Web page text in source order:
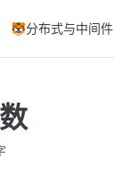
🐯分布式与中间件